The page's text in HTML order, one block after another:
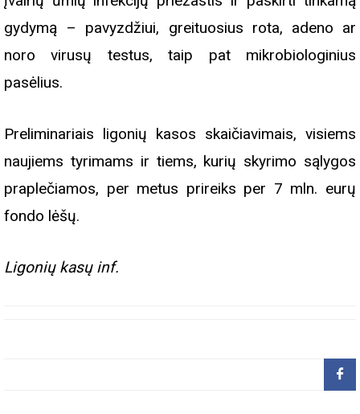
gydymą – pavyzdžiui, greituosius rota, adeno ar
noro virusų testus, taip pat mikrobiologinius
pasėlius.
Preliminariais ligonių kasos skaičiavimais, visiems
naujiems tyrimams ir tiems, kurių skyrimo sąlygos
praplečiamos, per metus prireiks per 7 mln. eurų
fondo lėšų.
Ligonių kasų inf.